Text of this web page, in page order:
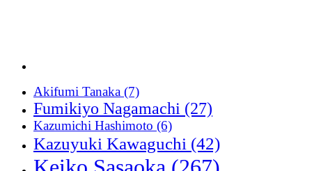
Akifumi Tanaka (7)
Fumikiyo Nagamachi (27)
Kazumichi Hashimoto (6)
Kazuyuki Kawaguchi (42)